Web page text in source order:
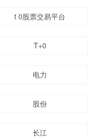
t 0股票交易平台
T+0
电力
股份
长江